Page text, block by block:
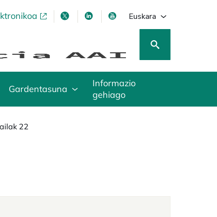
opens in a new tabopens in a new tab
opens in a new tab
opens in a new tab
Euskara
Gardentasuna
Informazio
gehiago
22